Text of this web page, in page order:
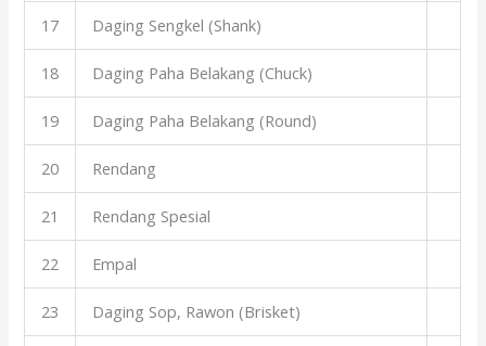
17 Daging Sengkel (Shank)
18 Daging Paha Belakang (Chuck)
19 Daging Paha Belakang (Round)
20 Rendang
21 Rendang Spesial
22 Empal
23 Daging Sop, Rawon (Brisket)